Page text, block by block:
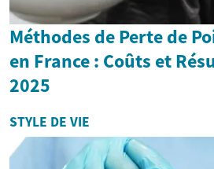
Méthodes de Perte de
en France : Coûts et
2025
STYLE DE VIE